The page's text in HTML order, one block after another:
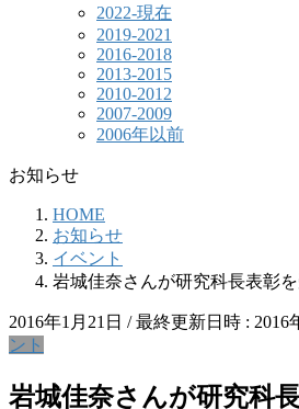
2022-現在
2019-2021
2016-2018
2013-2015
2010-2012
2007-2009
2006年以前
お知らせ
HOME
お知らせ
イベント
岩城佳奈さんが研究科長表彰
2016年1月21日 / 最終更新日時 : 2016
ント
岩城佳奈さんが研究科